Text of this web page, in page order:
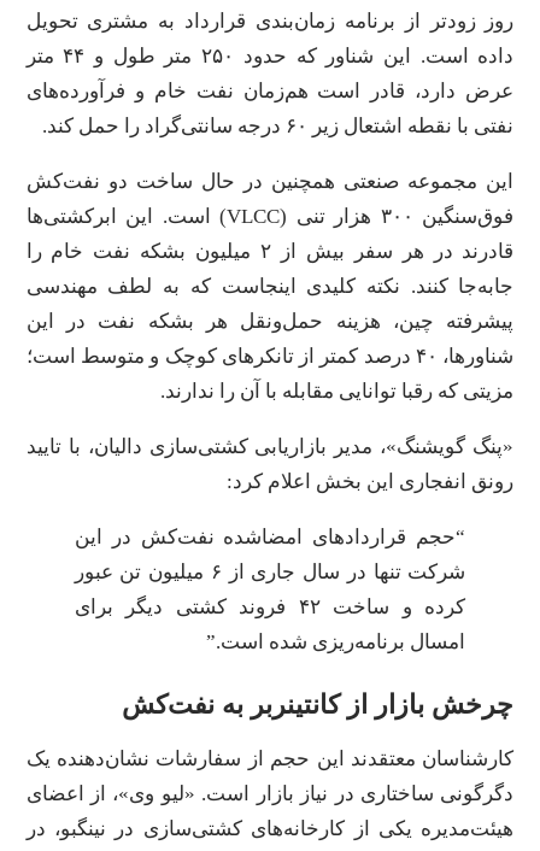
روز زودتر از برنامه زمان‌بندی قرارداد به مشتری تحویل
داده است. این شناور که حدود ۲۵۰ متر طول و ۴۴ متر
عرض دارد، قادر است هم‌زمان نفت خام و فرآورده‌های
نفتی با نقطه اشتعال زیر ۶۰ درجه سانتی‌گراد را حمل کند.
این مجموعه صنعتی همچنین در حال ساخت دو نفت‌کش
فوق‌سنگین ۳۰۰ هزار تنی (VLCC) است. این ابرکشتی‌ها
قادرند در هر سفر بیش از ۲ میلیون بشکه نفت خام را
جابه‌جا کنند. نکته کلیدی اینجاست که به لطف مهندسی
پیشرفته چین، هزینه حمل‌ونقل هر بشکه نفت در این
شناورها، ۴۰ درصد کمتر از تانکرهای کوچک و متوسط است؛
مزیتی که رقبا توانایی مقابله با آن را ندارند.
«پنگ گویشنگ»، مدیر بازاریابی کشتی‌سازی دالیان، با تایید
رونق انفجاری این بخش اعلام کرد:
“حجم قراردادهای امضاشده نفت‌کش در این
شرکت تنها در سال جاری از ۶ میلیون تن عبور
کرده و ساخت ۴۲ فروند کشتی دیگر برای
امسال برنامه‌ریزی شده است.”
چرخش بازار از کانتینربر به نفت‌کش
کارشناسان معتقدند این حجم از سفارشات نشان‌دهنده یک
دگرگونی ساختاری در نیاز بازار است. «لیو وی»، از اعضای
هیئت‌مدیره یکی از کارخانه‌های کشتی‌سازی در نینگبو، در